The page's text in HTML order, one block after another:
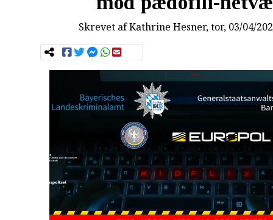
Skrevet afKathrine Hesner, tor, 03/04/